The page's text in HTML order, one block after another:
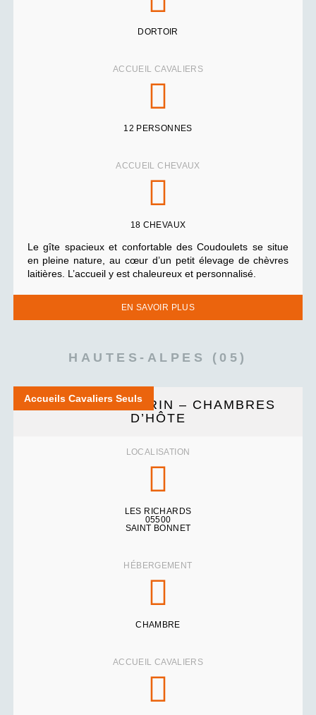
DORTOIR
ACCUEIL CAVALIERS
12 PERSONNES
ACCUEIL CHEVAUX
18 CHEVAUX
Le gîte spacieux et confortable des Coudoulets se situe
en pleine nature, au cœur d’un petit élevage de chèvres
laitières. L’accueil y est chaleureux et personnalisé.
EN SAVOIR PLUS
HAUTES-ALPES (05)
Accueils Cavaliers Seuls
COMME UN ECRIN – CHAMBRES
D’HÔTE
LOCALISATION
LES RICHARDS
05500
SAINT BONNET
HÉBERGEMENT
CHAMBRE
ACCUEIL CAVALIERS